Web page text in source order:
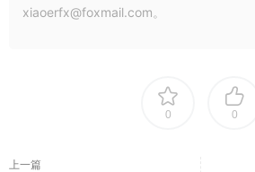
xiaoerfx@foxmail.com。
0 0
上一篇